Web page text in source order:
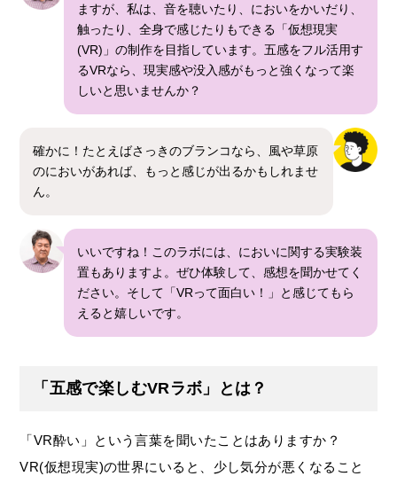
ますが、私は、音を聴いたり、においをかいだり、
触ったり、全身で感じたりもできる「仮想現実
(VR)」の制作を目指しています。五感をフル活用す
るVRなら、現実感や没入感がもっと強くなって楽
しいと思いませんか？
確かに！たとえばさっきのブランコなら、風や草原
のにおいがあれば、もっと感じが出るかもしれませ
ん。
いいですね！このラボには、においに関する実験装
置もありますよ。ぜひ体験して、感想を聞かせてく
ださい。そして「VRって面白い！」と感じてもら
えると嬉しいです。
「五感で楽しむVRラボ」とは？
「VR酔い」という言葉を聞いたことはありますか？
VR(仮想現実)の世界にいると、少し気分が悪くなること